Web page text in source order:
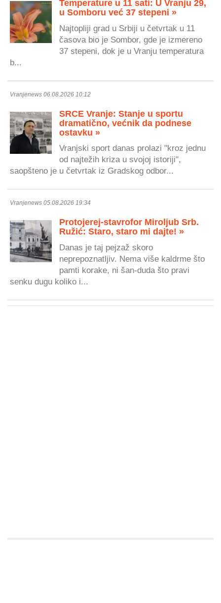
Temperature u 11 sati: U Vranju 29,
u Somboru već 37 stepeni »
Najtopliji grad u Srbiji u četvrtak u 11
časova bio je Sombor, gde je izmereno
37 stepeni, dok je u Vranju temperatura
b...
Vranjenews 06.08.2026 10:12
SRCE Vranje: Stanje u sportu
dramatično, većnik da podnese
ostavku »
Vranjski sport danas prolazi "kroz jednu
od najtežih kriza u svojoj istoriji",
saopšteno je u četvrtak iz Gradskog odbor...
Vranjenews 05.08.2026 19:34
Protojerej-stavrofor Miroljub Srb.
Ružić: Staro, staro mi dajte! »
Danas je taj pejzaž skoro
neprepoznatljiv. Nema više kaldrme što
pamti korake, ni šan-duda što pravi
senku dugu koliko i...